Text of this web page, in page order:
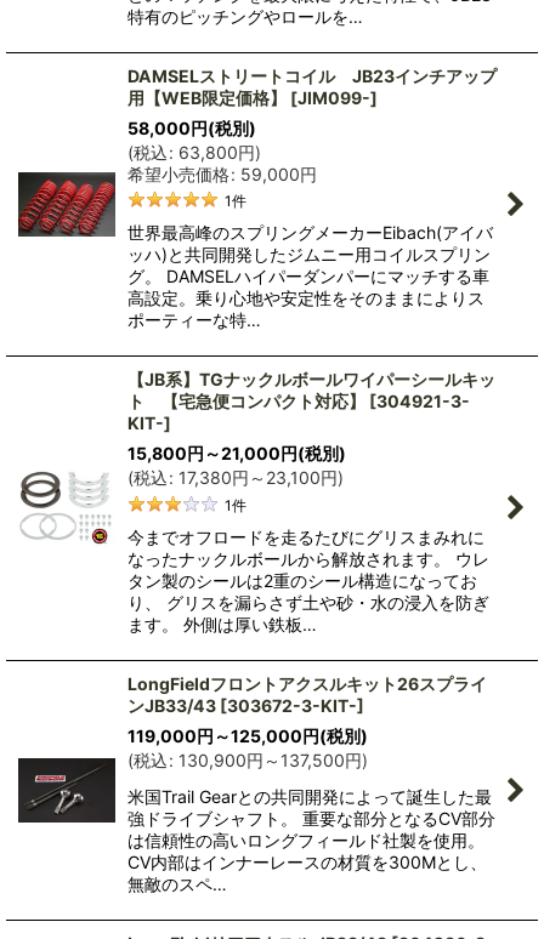
特有のピッチングやロールを…
DAMSELストリートコイル JB23インチアップ
用【WEB限定価格】
[JIM099-]
58,000円(税別)
(税込: 63,800円)
希望小売価格: 59,000円
1件
世界最高峰のスプリングメーカーEibach(アイバ
ッハ)と共同開発したジムニー用コイルスプリン
グ。 DAMSELハイパーダンパーにマッチする車
高設定。乗り心地や安定性をそのままによりス
ポーティーな特…
【JB系】TGナックルボールワイパーシールキッ
ト 【宅急便コンパクト対応】
[304921-3-
KIT-]
15,800 円 ～21,000 円(税別)
(税込: 17,380円 ～23,100円)
1件
今までオフロードを走るたびにグリスまみれに
なったナックルボールから解放されます。 ウレ
タン製のシールは2重のシール構造になってお
り、 グリスを漏らさず土や砂・水の浸入を防ぎ
ます。 外側は厚い鉄板…
LongFieldフロントアクスルキット26スプライ
ンJB33/43 [303672-3-KIT-]
119,000円 ～125,000円(税別)
(税込: 130,900円 ～137,500円)
米国Trail Gearとの共同開発によって誕生した最
強ドライブシャフト。 重要な部分となるCV部分
は信頼性の高いロングフィールド社製を使用。
CV内部はインナーレースの材質を300Mとし、
無敵のスペ…